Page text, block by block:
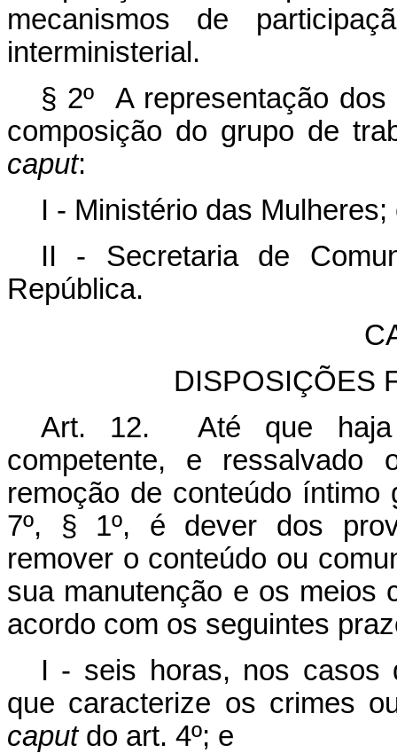
mecanismos de
interministerial.
§ 2º A representação
composição do grupo de
caput:
I - Ministério das Mulheres;
II - Secretaria de
República.
DISPOSIÇÕES
Art. 12. Até que haja
competente, e
remoção de conteúdo
7º, § 1º, é dever dos
remover o conteúdo ou
sua manutenção e os meios
acordo com os seguintes
I - seis horas, nos casos
que caracterize os crimes
caputdo art. 4º; e